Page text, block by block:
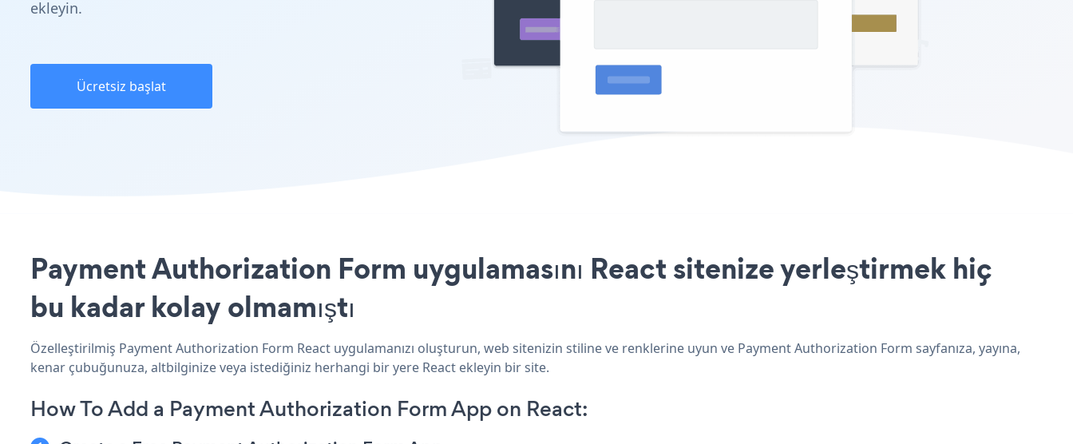
ekleyin.
Ücretsiz başlat
Payment Authorization Form uygulamasını React sitenize yerleştirmek hiç
bu kadar kolay olmamıştı
Özelleştirilmiş Payment Authorization Form React uygulamanızı oluşturun, web sitenizin stiline ve renklerine uyun ve Payment Authorization Form sayfanıza, yayına,
kenar çubuğunuza, altbilginize veya istediğiniz herhangi bir yere React ekleyin bir site.
How To Add a Payment Authorization Form App on React: